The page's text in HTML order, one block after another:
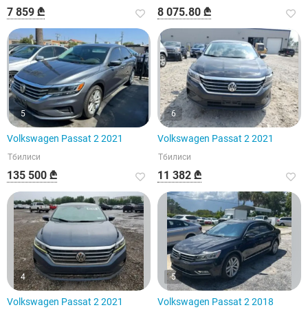
7 859 ₾ 8 075.80 ₾
5
Volkswagen Passat 2 2021
Тбилиси
135 500 ₾
6
Volkswagen Passat 2 2021
Тбилиси
11 382 ₾
4
Volkswagen Passat 2 2021
5
Volkswagen Passat 2 2018